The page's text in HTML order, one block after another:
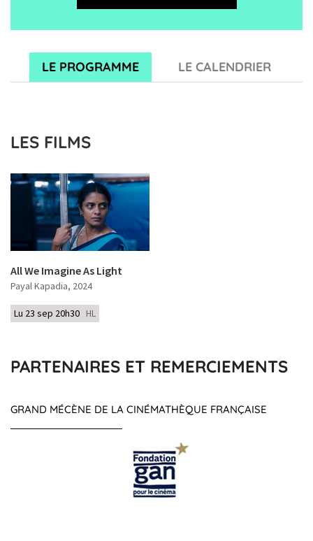
LE PROGRAMME LE CALENDRIER
LES FILMS
All We Imagine As Light
Payal Kapadia, 2024
Lu 23 sep 20h30 HL
PARTENAIRES ET REMERCIEMENTS
GRAND MÉCÈNE DE LA CINÉMATHÈQUE FRANÇAISE